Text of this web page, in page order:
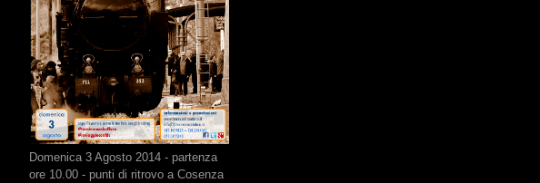
Domenica 3 Agosto 2014 - partenza
ore 10.00 - punti di ritrovo a Cosenza